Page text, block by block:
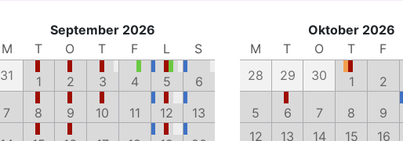
September 2026
M
T O T F L
S
31
1 2 3 4 5
6
7
8 9 10 11 12
13
Oktober 2026
M
T O T F
28
29 30 1 2
5
6 7 8 9
12
13 14 15 16